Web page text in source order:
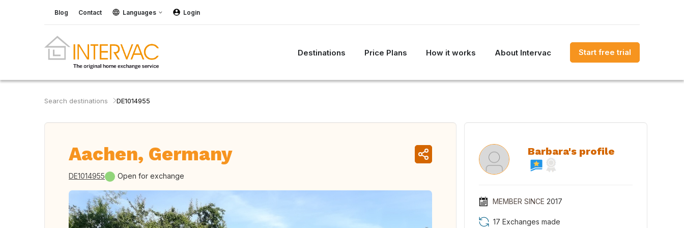
Blog Contact Languages Login
Destinations Price Plans How it works About Intervac Start free trial
Search destinations DE1014955
Aachen, Germany
DE1014955 Open for exchange
Barbara's profile
MEMBER SINCE 2017
17 Exchanges made